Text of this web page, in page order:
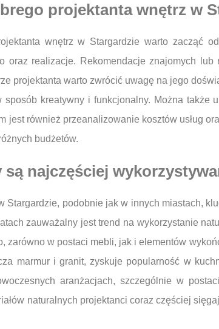
projektanta wnętrz w
wnętrz w Stargardzie warto zacząć
oraz realizacje. Rekomendacje znajomych
projektanta warto zwrócić uwagę na jego
kreatywny i funkcjonalny. Można
jest również przeanalizowanie kosztów usług
budżetów.
są najczęściej
Stargardzie, podobnie jak w innych miastach,
zauważalny jest trend na wykorzystanie
zarówno w postaci mebli, jak i elementów
marmur i granit, zyskuje popularność w
aranżacjach, szczególnie w
naturalnych projektanci coraz częściej